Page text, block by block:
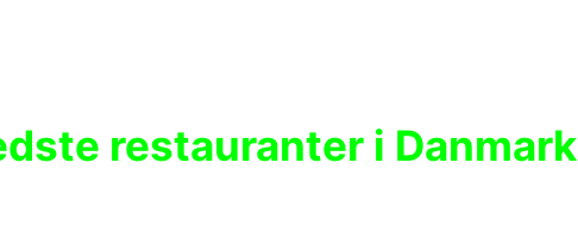
restauranter i Danmark